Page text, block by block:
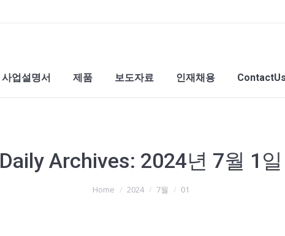
사업설명서 제품 보도자료 인재채용 ContactUs
Daily Archives: 2024년 7월 1일
Home 2024 7월 01